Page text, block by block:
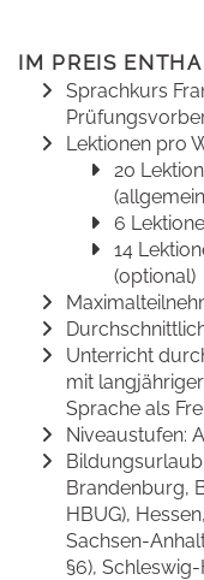
IM PREIS
Sprachkurs
Lektionen pro
20
6
14
(optional)
Unterricht
mit
Sprache als
Niveaustufen:
Brandenburg,
HBUG),
Sachsen-
§6),